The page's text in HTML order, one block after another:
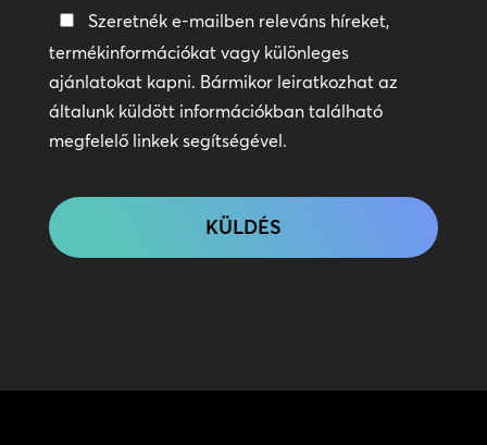
Tartsa
a
kapcsolatot
Szeretnék e-mailben releváns híreket,
termékinformációkat vagy különleges
ajánlatokat kapni. Bármikor leiratkozhat az
általunk küldött információkban található
megfelelő linkek segítségével.